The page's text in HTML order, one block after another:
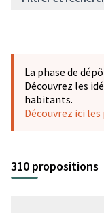
La phase de
Découvrez les
habitants.
Découvrez ici
310 propositions